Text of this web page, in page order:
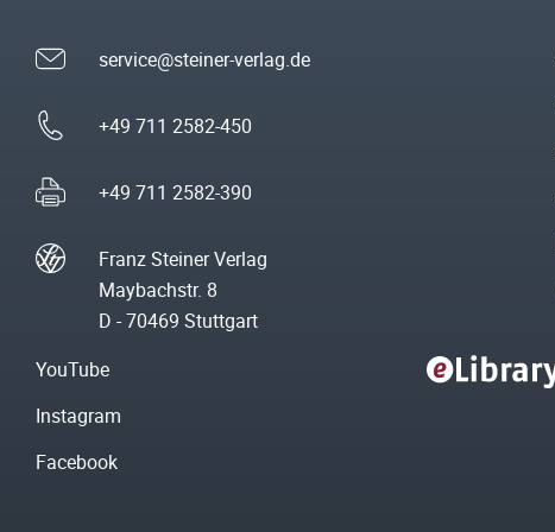
service@steiner-verlag.de
+49 711 2582-450
+49 711 2582-390
Franz Steiner Verlag
Maybachstr. 8
D - 70469 Stuttgart
YouTube
Instagram
Facebook